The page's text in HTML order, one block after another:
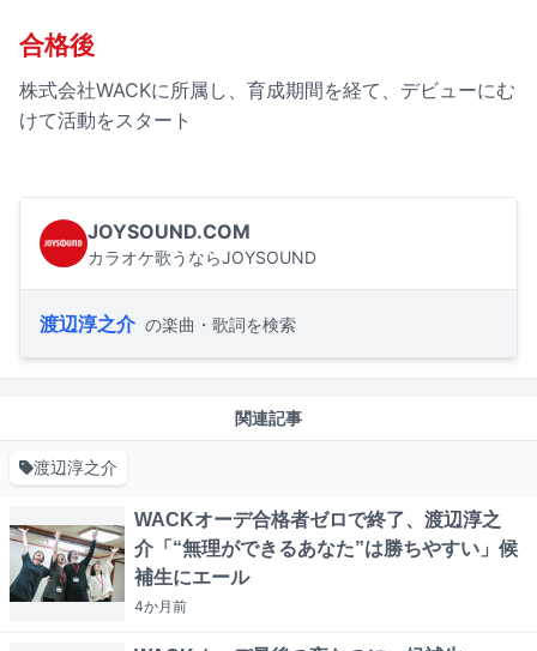
合格後
株式会社WACKに所属し、育成期間を経て、デビューにむ
けて活動をスタート
JOYSOUND.COM
カラオケ歌うならJOYSOUND
渡辺淳之介 の楽曲・歌詞を検索
関連記事
渡辺淳之介
WACKオーデ合格者ゼロで終了、渡辺淳之
介「“無理ができるあなた”は勝ちやすい」候
補生にエール
4か月前